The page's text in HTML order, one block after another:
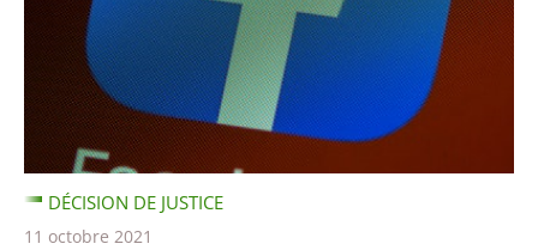
DÉCISION DE JUSTICE
11 octobre 2021